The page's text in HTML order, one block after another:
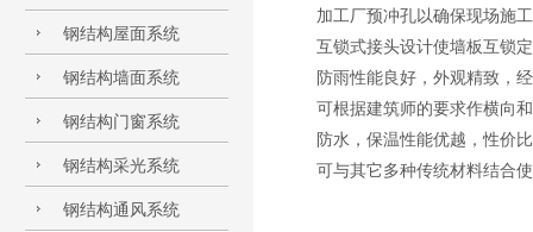
钢结构屋面系统
钢结构墙面系统
钢结构门窗系统
钢结构采光系统
钢结构通风系统
加工厂预冲孔以确保现场施
互锁式接头设计使墙板互锁
防雨性能良好，外观精致，
可根据建筑师的要求作横向
防水，保温性能优越，性价
可与其它多种传统材料结合